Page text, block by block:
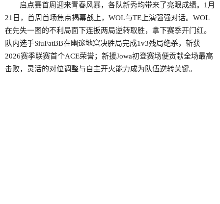
启点赛首周迎来青春风暴，各队新秀均带来了亮眼成绩。1月
21日，首周首场焦点揭幕战上，WOL与TE上演强强对话。WOL
在先失一图的不利局面下连扳两局逆转取胜，拿下赛季开门红。
队内选手SiuFatBB在幽邃地窟决胜局完成1v3残局绝杀，斩获
2026赛季联赛首个ACE荣誉；新援Jowa初登赛场便贡献全场最高
击败，灵活的对位调整与自主开火能力成为队伍逆转关键。